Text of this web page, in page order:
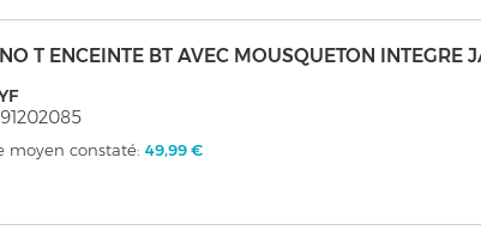
T ENCEINTE BT AVEC MOUSQUETON INTEGRE
moyen constaté:49,99 €